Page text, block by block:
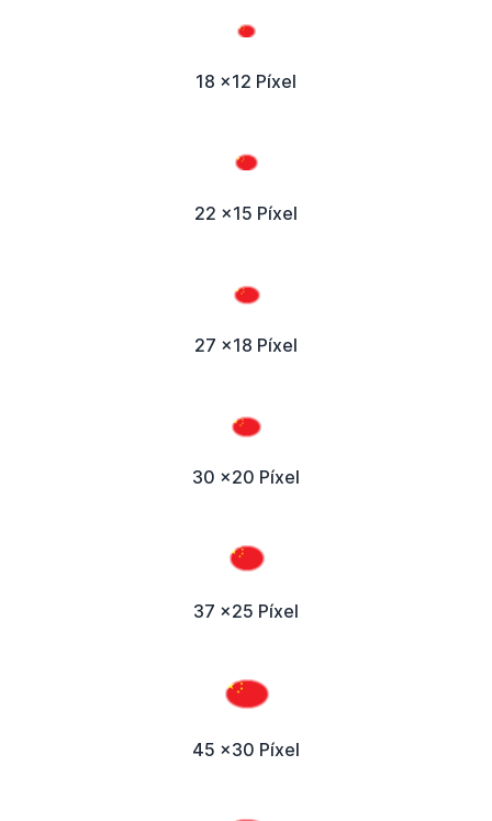
18 x12 Píxel
22 x15 Píxel
27 x18 Píxel
30 x20 Píxel
37 x25 Píxel
45 x30 Píxel